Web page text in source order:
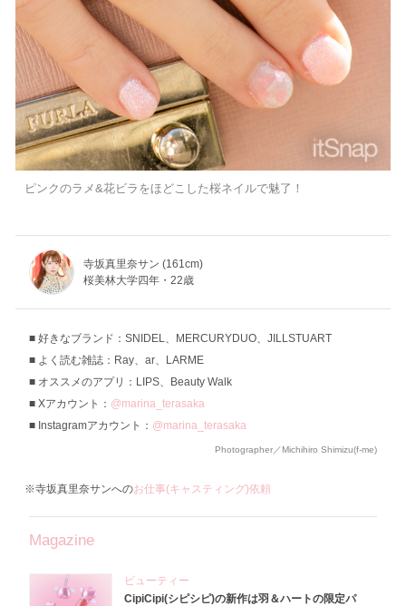
ピンクのラメ&花ビラをほどこした桜ネイルで魅了！
寺坂真里奈サン (161cm)
桜美林大学四年・22歳
好きなブランド：SNIDEL、MERCURYDUO、JILLSTUART
よく読む雑誌：Ray、ar、LARME
オススメのアプリ：LIPS、Beauty Walk
Xアカウント： @marina_terasaka
Instagramアカウント： @marina_terasaka
Photographer／Michihiro Shimizu(f-me)
※寺坂真里奈サンへのお仕事(キャスティング)依頼
Magazine
ビューティー
CipiCipi(シピシピ)の新作は羽＆ハートの限定パ